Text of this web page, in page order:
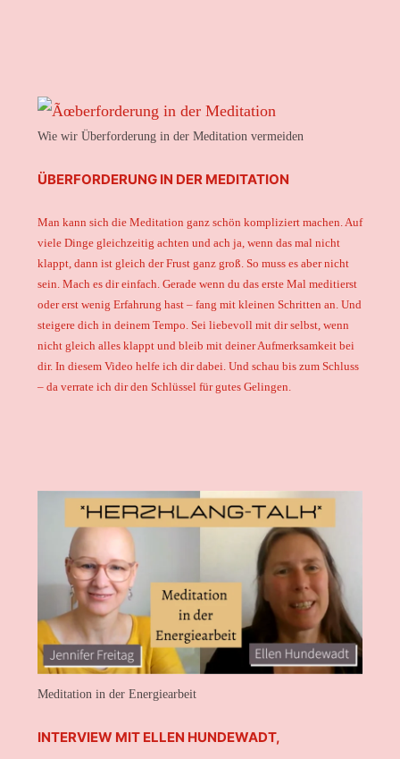
Wie wir Überforderung in der Meditation vermeiden
ÜBERFORDERUNG IN DER MEDITATION
Man kann sich die Meditation ganz schön kompliziert machen. Auf
viele Dinge gleichzeitig achten und ach ja, wenn das mal nicht
klappt, dann ist gleich der Frust ganz groß. So muss es aber nicht
sein. Mach es dir einfach. Gerade wenn du das erste Mal meditierst
oder erst wenig Erfahrung hast – fang mit kleinen Schritten an. Und
steigere dich in deinem Tempo. Sei liebevoll mit dir selbst, wenn
nicht gleich alles klappt und bleib mit deiner Aufmerksamkeit bei
dir. In diesem Video helfe ich dir dabei. Und schau bis zum Schluss
– da verrate ich dir den Schlüssel für gutes Gelingen.
Meditation in der Energiearbeit
INTERVIEW MIT ELLEN HUNDEWADT,